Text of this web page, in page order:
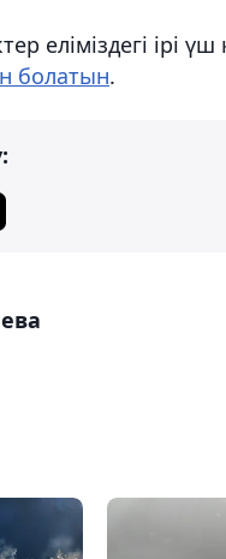
еліміздегі ірі
болатын.